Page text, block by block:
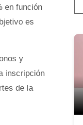
en función
es
y
inscripción
de la